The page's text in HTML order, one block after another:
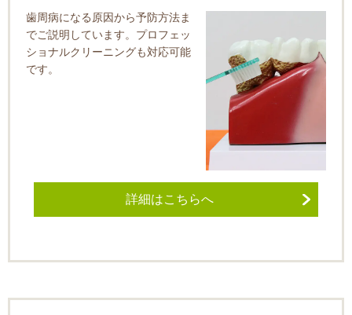
歯周病になる原因から予防方法ま
でご説明しています。プロフェッ
ショナルクリーニングも対応可能
です。
詳細はこちらへ